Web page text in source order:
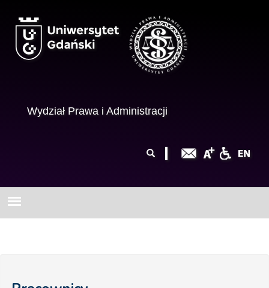
Wydział Prawa i Administracji
wyszukiwania